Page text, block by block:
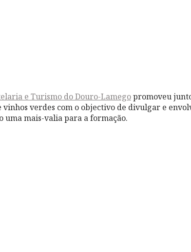
e Turismo do Douro-Lamegopromoveu
vinhos verdes com o objectivo de divulgar e
uma mais-valia para a formação.